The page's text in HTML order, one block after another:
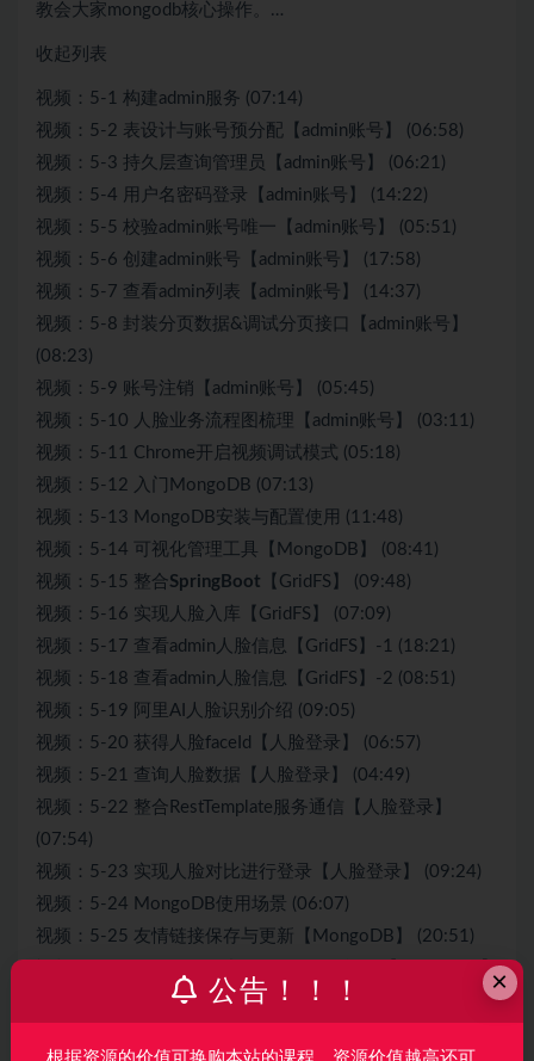
教会大家mongodb核心操作。…
收起列表
视频：5-1 构建admin服务 (07:14)
视频：5-2 表设计与账号预分配【admin账号】 (06:58)
视频：5-3 持久层查询管理员【admin账号】 (06:21)
视频：5-4 用户名密码登录【admin账号】 (14:22)
视频：5-5 校验admin账号唯一【admin账号】 (05:51)
视频：5-6 创建admin账号【admin账号】 (17:58)
视频：5-7 查看admin列表【admin账号】 (14:37)
视频：5-8 封装分页数据&调试分页接口【admin账号】
(08:23)
视频：5-9 账号注销【admin账号】 (05:45)
视频：5-10 人脸业务流程图梳理【admin账号】 (03:11)
视频：5-11 Chrome开启视频调试模式 (05:18)
视频：5-12 入门MongoDB (07:13)
视频：5-13 MongoDB安装与配置使用 (11:48)
视频：5-14 可视化管理工具【MongoDB】 (08:41)
视频：5-15 整合 SpringBoot 【GridFS】 (09:48)
视频：5-16 实现人脸入库【GridFS】 (07:09)
视频：5-17 查看admin人脸信息【GridFS】-1 (18:21)
视频：5-18 查看admin人脸信息【GridFS】-2 (08:51)
视频：5-19 阿里AI人脸识别介绍 (09:05)
视频：5-20 获得人脸faceId【人脸登录】 (06:57)
视频：5-21 查询人脸数据【人脸登录】 (04:49)
视频：5-22 整合RestTemplate服务通信【人脸登录】
(07:54)
视频：5-23 实现人脸对比进行登录【人脸登录】 (09:24)
视频：5-24 MongoDB使用场景 (06:07)
视频：5-25 友情链接保存与更新【MongoDB】 (20:51)
视频：5-26 Repository持久层操作保存记录【MongoDB】×
公告！！！